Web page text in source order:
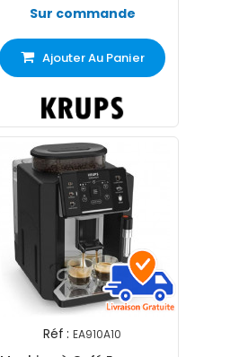
Sur commande
Ajouter Au Panier
Réf : EA910A10